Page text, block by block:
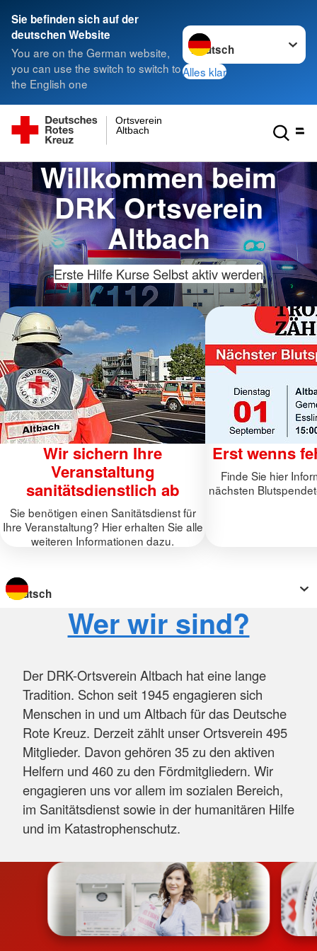
Sie befinden sich auf der
deutschen Website
You are on the German website,
you can use the switch to switch to
the English one
Sprache wechseln zu
Alles klar
Altbach
Ortsverein
Willkommen beim
DRK Ortsverein
Altbach
Erste Hilfe Kurse Selbst aktiv werden
Wir sichern Ihre
Veranstaltung
sanitätsdienstlich ab
Sie benötigen einen Sanitätsdienst für
Ihre Veranstaltung? Hier erhalten Sie alle
weiteren Informationen dazu.
Erst wenns
Finde Sie hier
nächsten
Sprache wechseln zu
Wer wir sind?
Der DRK-Ortsverein Altbach hat eine lange
Tradition. Schon seit 1945 engagieren sich
Menschen in und um Altbach für das Deutsche
Rote Kreuz. Derzeit zählt unser Ortsverein 495
Mitglieder. Davon gehören 35 zu den aktiven
Helfern und 460 zu den Fördmitgliedern. Wir
engagieren uns vor allem im sozialen Bereich,
im Sanitätsdienst sowie in der humanitären Hilfe
und im Katastrophenschutz.